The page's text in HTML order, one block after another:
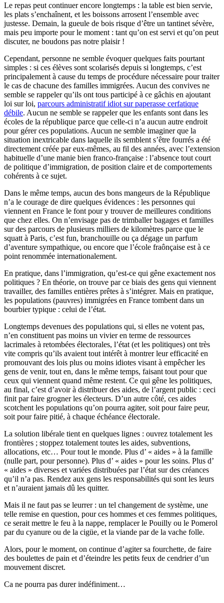
Le repas peut continuer encore longtemps : la table est bien servie,
les plats s’enchaînent, et les boissons arrosent l’ensemble avec
justesse. Demain, la gueule de bois risque d’être un tantinet sévère,
mais peu importe pour le moment : tant qu’on est servi et qu’on peut
discuter, ne boudons pas notre plaisir !
Cependant, personne ne semble évoquer quelques faits pourtant
simples : si ces élèves sont scolarisés depuis si longtemps, c’est
principalement à cause du temps de procédure nécessaire pour traiter
le cas de chacune des familles immigrées. Aucun des convives ne
semble se rappeler qu’ils ont tous participé à ce gâchis en ajoutant
loi sur loi, parcours administratif idiot sur paperasse cerfatique
débile. Aucun ne semble se rappeler que les enfants sont dans les
écoles de la république parce que celle-ci n’a aucun autre endroit
pour gérer ces populations. Aucun ne semble imaginer que la
situation inextricable dans laquelle ils semblent s’être fourrés a été
directement créée par eux-mêmes, au fil des années, avec l’extension
habituelle d’une manie bien franco-française : l’absence tout court
de politique d’immigration, de position claire et de comportements
cohérents à ce sujet.
Dans le même temps, aucun des bons mangeurs de la République
n’a le courage de dire quelques évidences : les personnes qui
viennent en France le font pour y trouver de meilleures conditions
que chez elles. On n’envisage pas de trimballer bagages et familles
sur des parcours de plusieurs milliers de kilomètres parce que le
squatt à Paris, c’est fun, branchouille ou ça dégage un parfum
d’aventure sympathique, ou encore que l’école fraônçaise est à ce
point renommée internationalement.
En pratique, dans l’immigration, qu’est-ce qui gêne exactement nos
politiques ? En théorie, on trouve par ce biais des gens qui viennent
travailler, des familles entières prêtes à s’intégrer. Mais en pratique,
les populations (pauvres) immigrées en France tombent dans un
bourbier typique : celui de l’état.
Longtemps devenues des populations qui, si elles ne votent pas,
n’en constituent pas moins un vivier en terme de ressources
lacrimales à retombées électorales, l’état (et les politiques) ont très
vite compris qu’ils avaient tout intérêt à montrer leur efficacité en
promouvant des lois plus ou moins idiotes visant à empêcher les
gens de venir, tout en, dans le même temps, faisant tout pour que
ceux qui viennent quand même restent. Ce qui gêne les politiques,
au final, c’est d’avoir à distribuer des aides, de l’argent public : ceci
finit par faire grogner les électeurs. D’un autre côté, ces aides
scotchent les populations qu’on pourra agiter, soit pour faire peur,
soit pour faire pitié, à chaque échéance électorale.
La solution libérale tient en quelques lignes : ouvrez totalement les
frontières ; stoppez totalement toutes les aides, subventions,
allocations, etc… Pour tout le monde. Plus d’ « aides » à la famille
(nulle part, pour personne). Plus d’ « aides » pour les soins. Plus d’
« aides » diverses et variées distribuées par l’état sur des créances
qu’il n’a pas. Rendez aux gens les responsabilités qui sont les leurs
et n’auraient jamais dû les quitter.
Mais il ne faut pas se leurrer : un tel changement de système, une
telle remise en question, pour ces hommes et ces femmes politiques,
ce serait mettre le feu à la nappe, remplacer le Pouilly ou le Pomerol
par du cyanure ou de la cigüe, et la viande par de la vache folle.
Alors, pour le moment, on continue d’agiter sa fourchette, de faire
des boulettes de pain et d’éteindre les petits feux de cendrier d’un
mouvement discret.
Ca ne pourra pas durer indéfiniment…